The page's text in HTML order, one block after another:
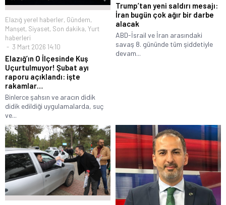
Elazığ yerel haberler, Gündem,
Manşet, Siyaset, Son dakika, Yurt
haberleri
3 Mart 2026 14:10
Elazığ’ın O İlçesinde Kuş
Uçurtulmuyor! Şubat ayı
raporu açıklandı: işte
rakamlar…
Binlerce şahsın ve aracın didik
didik edildiği uygulamalarda, suç
ve...
Trump’tan yeni saldırı mesajı:
İran bugün çok ağır bir darbe
alacak
ABD-İsrail ve İran arasındaki
savaş 8. gününde tüm şiddetiyle
devam...